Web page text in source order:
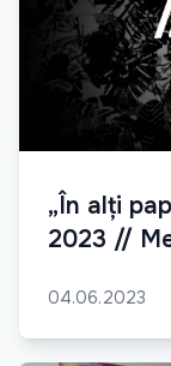
„În alți
2023 //
04.06.2023